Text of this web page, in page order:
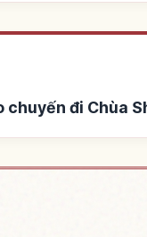
chuyến đi Chùa